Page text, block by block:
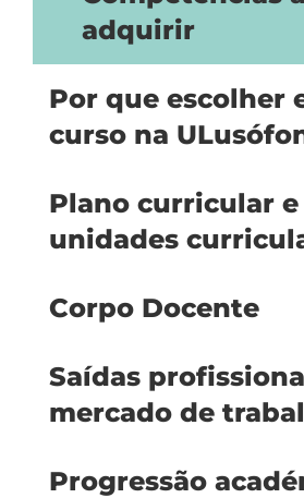
adquirir
Por que escolher
curso na
Plano curricular e
unidades
Corpo Docente
Saídas
mercado de
Progressão